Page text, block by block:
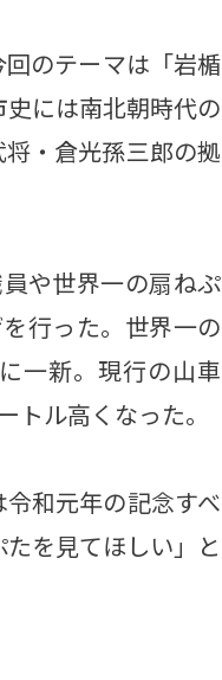
のテーマは「岩楯
史には南北朝時代の
・倉光孫三郎の拠
や世界一の扇ねぷ
行った。世界一の
一新。現行の山車
ル高くなった。
和元年の記念すべ
を見てほしい」と